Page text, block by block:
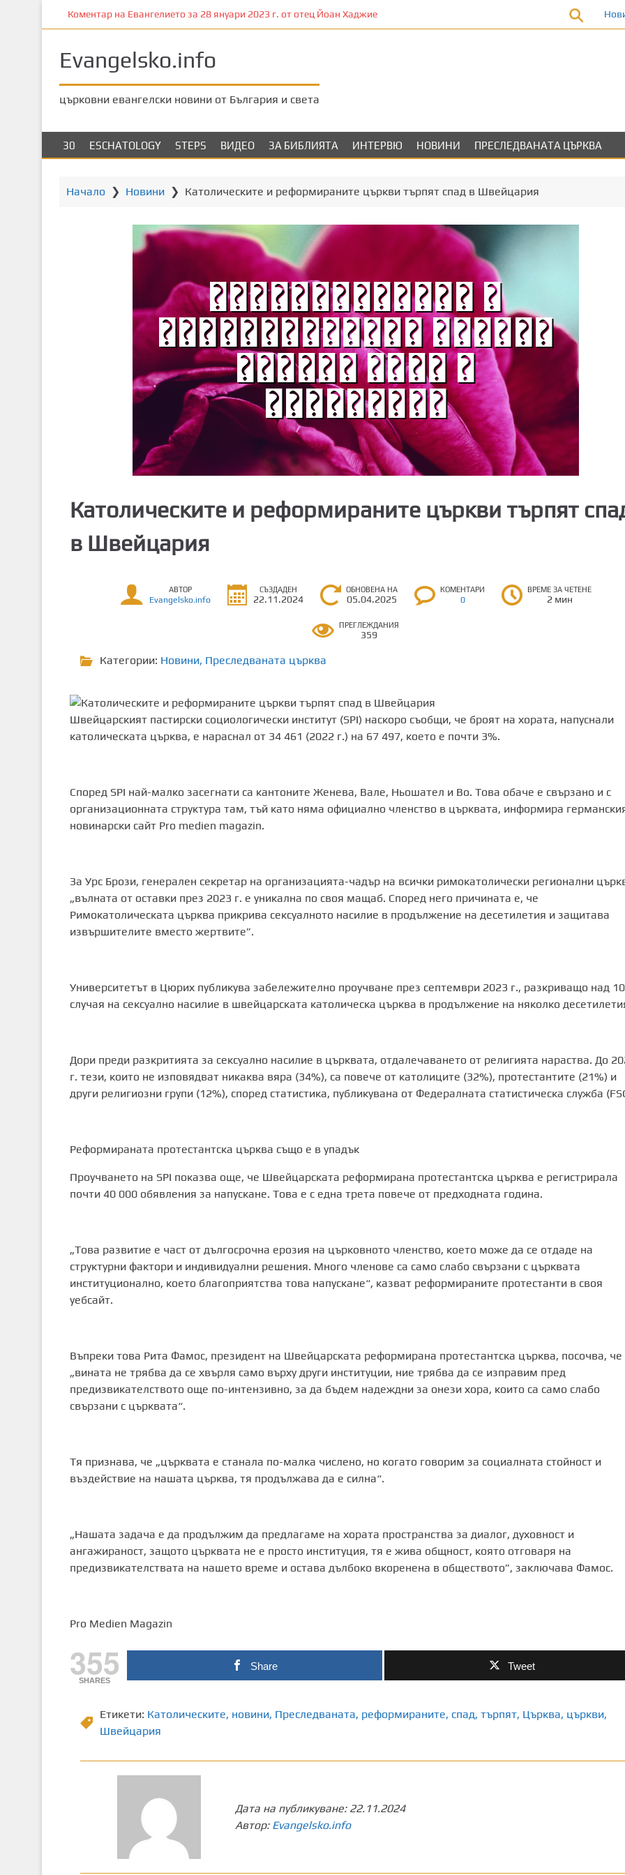
к
Коментар на Евангелието за 28 януари 2023 г. от отец Йоан Хаджие
Evangelsko.info
църковни евангелски новини от България и света
30 ESCHATOLOGY STEPS ВИДЕО ЗА БИБЛИЯТА ИНТЕРВЮ НОВИНИ ПРЕСЛЕДВАНАТА ЦЪРКВА
Начало ❯ Новини❯ Католическите и реформираните църкви търпят спад в Швейцария
Католическите и реформираните църкви търпят
в Швейцария
АВТОР
Evangelsko.info
СЪЗДАДЕН
22.11.2024
ОБНОВЕНА НА
05.04.2025
КОМЕНТАРИ
0
ВРЕМЕ ЗА ЧЕТЕНЕ
2 мин
ПРЕГЛЕЖДАНИЯ
359
Категории: Новини, Преследваната църква
Швейцарският пастирски социологически институт (SPI) наскоро съобщи, че броят на хората, напуснали
католическата църква, е нараснал от 34 461 (2022 г.) на 67 497, което е почти 3%.
Според SPI най-малко засегнати са кантоните Женева, Вале, Ньошател и Во. Това обаче е свързано и с
организационната структура там, тъй като няма официално членство в църквата, информира
новинарски сайт Pro medien magazin.
За Урс Брози, генерален секретар на организацията-чадър на всички римокатолически регионални
„вълната от оставки през 2023 г. е уникална по своя мащаб. Според него причината е, че
Римокатолическата църква прикрива сексуалното насилие в продължение на десетилетия и защитава
извършителите вместо жертвите”.
Университетът в Цюрих публикува забележително проучване през септември 2023 г., разкриващо над
случая на сексуално насилие в швейцарската католическа църква в продължение на няколко
Дори преди разкритията за сексуално насилие в църквата, отдалечаването от религията нараства. До
г. тези, които не изповядват никаква вяра (34%), са повече от католиците (32%), протестантите (21%) и
други религиозни групи (12%), според статистика, публикувана от Федералната статистическа служба
Реформираната протестантска църква също е в упадък
Проучването на SPI показва още, че Швейцарската реформирана протестантска църква е регистрирала
почти 40 000 обявления за напускане. Това е с една трета повече от предходната година.
„Това развитие е част от дългосрочна ерозия на църковното членство, което може да се отдаде на
структурни фактори и индивидуални решения. Много членове са само слабо свързани с църквата
институционално, което благоприятства това напускане“, казват реформираните протестанти в своя
уебсайт.
Въпреки това Рита Фамос, президент на Швейцарската реформирана протестантска църква, посочва, че
„вината не трябва да се хвърля само върху други институции, ние трябва да се изправим пред
предизвикателството още по-интензивно, за да бъдем надеждни за онези хора, които са само слабо
свързани с църквата“.
Тя признава, че „църквата е станала по-малка числено, но когато говорим за социалната стойност и
въздействие на нашата църква, тя продължава да е силна“.
„Нашата задача е да продължим да предлагаме на хората пространства за диалог, духовност и
ангажираност, защото църквата не е просто институция, тя е жива общност, която отговаря на
предизвикателствата на нашето време и остава дълбоко вкоренена в обществото”, заключава Фамос.
Pro Medien Magazin
355
SHARES
Share Tweet
Етикети: Католическите, новини, Преследваната, реформираните, спад, търпят, Църква, църкви,
Швейцария
Дата на публикуване: 22.11.2024
Автор: Evangelsko.info